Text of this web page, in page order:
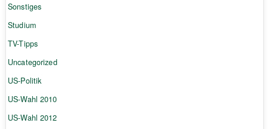
Sonstiges
Studium
TV-Tipps
Uncategorized
US-Politik
US-Wahl 2010
US-Wahl 2012